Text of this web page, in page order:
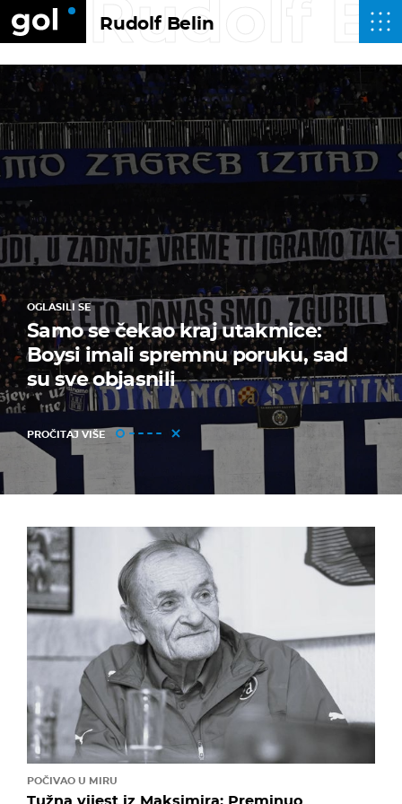
Rudolf Belin
Rudolf
OGLASILI SE
Samo se čekao kraj utakmice:
Boysi imali spremnu poruku, sad
su sve objasnili
PROČITAJ VIŠE
POČIVAO U MIRU